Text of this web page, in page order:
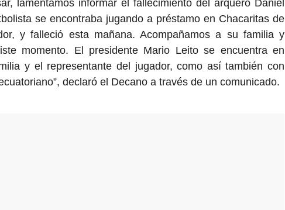
lamentamos informar el fallecimiento del arquero Daniel
se encontraba jugando a préstamo en Chacaritas de
y falleció esta mañana. Acompañamos a su familia y
momento. El presidente Mario Leito se encuentra en
y el representante del jugador, como así también con
declaró el Decano a través de un comunicado.